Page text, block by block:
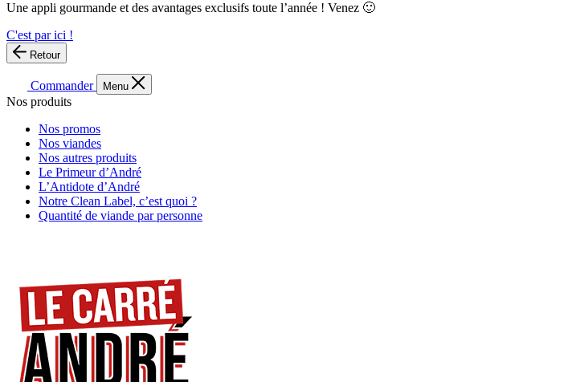
Une appli gourmande et des avantages exclusifs toute l’année ! Venez 🙂
C'est par ici !
Retour
Commander Menu
Nos produits
Nos promos
Nos viandes
Nos autres produits
Le Primeur d’André
L’Antidote d’André
Notre Clean Label, c’est quoi ?
Quantité de viande par personne